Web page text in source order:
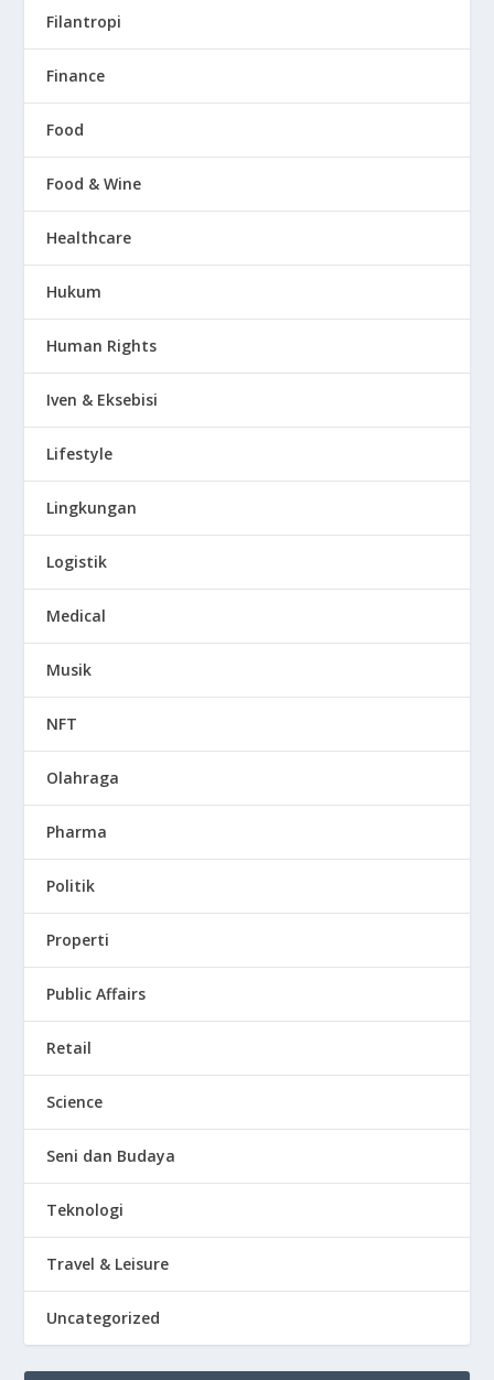
Filantropi
Finance
Food
Food & Wine
Healthcare
Hukum
Human Rights
Iven & Eksebisi
Lifestyle
Lingkungan
Logistik
Medical
Musik
NFT
Olahraga
Pharma
Politik
Properti
Public Affairs
Retail
Science
Seni dan Budaya
Teknologi
Travel & Leisure
Uncategorized